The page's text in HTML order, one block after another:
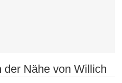
der Nähe von Willich